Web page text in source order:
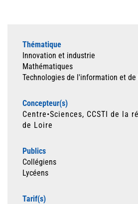
Thématique
Innovation et industrie
Mathématiques
Technologies de l'information et
Concepteur(s)
Centre•Sciences, CCSTI de la
de Loire
Publics
Collégiens
Lycéens
Tarif(s)